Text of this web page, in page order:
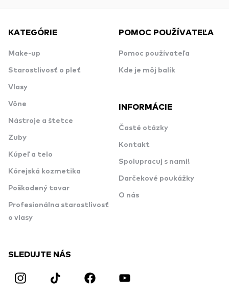
KATEGÓRIE
Make-up
Starostlivosť o pleť
Vlasy
Vône
Nástroje a štetce
Zuby
Kúpeľ a telo
Kórejská kozmetika
Poškodený tovar
Profesionálna starostlivosť
o vlasy
POMOC POUŽÍVATEĽA
Pomoc používateľa
Kde je môj balík
INFORMÁCIE
Časté otázky
Kontakt
Spolupracuj s nami!
Darčekové poukážky
O nás
SLEDUJTE NÁS